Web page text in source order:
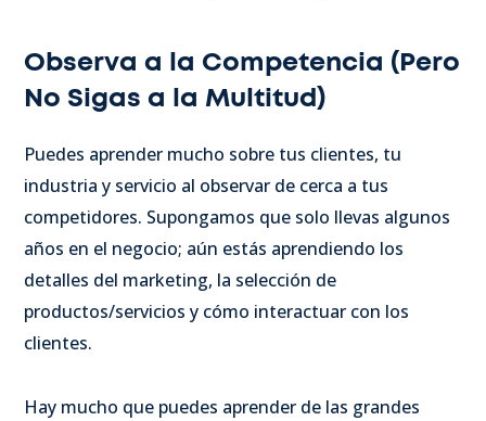
Observa a la Competencia (Pero
No Sigas a la Multitud)
Puedes aprender mucho sobre tus clientes, tu
industria y servicio al observar de cerca a tus
competidores. Supongamos que solo llevas algunos
años en el negocio; aún estás aprendiendo los
detalles del marketing, la selección de
productos/servicios y cómo interactuar con los
clientes.
Hay mucho que puedes aprender de las grandes